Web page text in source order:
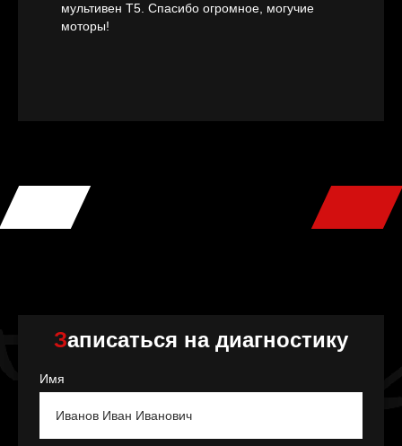
мультивен Т5. Спасибо огромное, могучие
моторы!
Записаться на диагностику
Имя